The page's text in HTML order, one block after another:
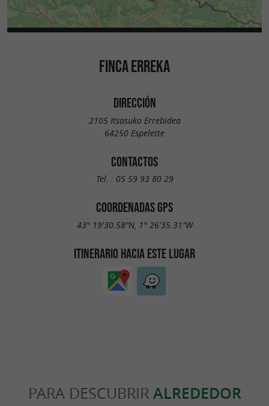
FINCA ERREKA
DIRECCIÓN
2105 Itsasuko Errebidea
64250 Espelette
CONTACTOS
Tel. : 05 59 93 80 29
COORDENADAS GPS
43° 19'30.58"N, 1° 26'35.31"W
ITINERARIO HACIA ESTE LUGAR
PARA DESCUBRIR ALREDEDOR